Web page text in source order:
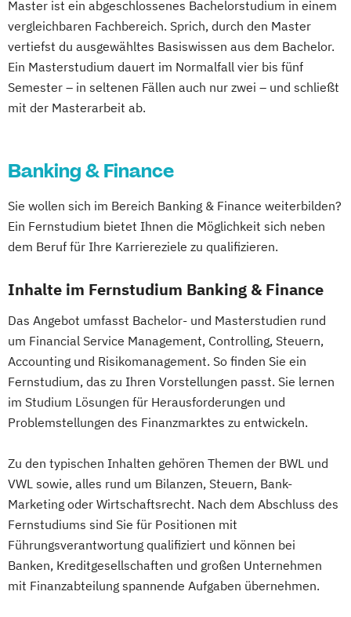
Eventmanagement Facility Management
Finance
Accounting und Taxation (DE/EN)
Finanzmanagement
Finanzmanagement für Bankkaufleute
Gerontologie
Gesundheitsmanagement
Gesundheitspsychologie
Gesundheitsökonomie Growth Hacking
Growth Hacking for Entrepreneurs (DE/EN)
Heilpädagogik
Heilpädagogik und Inklusion
Heilpädagogik/Inklusionspädagogik
Hotelmanagement (DE/EN)
Immobilienmanagement für
Immobilienkaufleute
Immobilienwirtschaft Informatik
Information Technology Management
(DE/EN)
Innovation and Entrepreneurship (DE/EN)
International Healthcare Management
Wirtschaftspädagogik
Wirtschaftswissenschaftliche Grundlagen
Wissenschaftliches Arbeiten und Methoden
empirischer Forschung
Interkulturelles Pflegemanagement
Internationales Logistik-Management
Kommunalmanagement
Management Sozialer Innovationen
Management Sozialer Unternehmen
Mechatronik/Wirtschaft
Operations Management
Produktdesign und Technische
Kommunikation
Intelligence
Software Engineering
Soziale Arbeit
Supply Chain Management
Verfahrenstechnische Produktion
TV und Media
Global Sales and Marketing
Handelsmanagement
Human Resources Management
Industrial Engineer
Light Engineering & Design
Management in Information and Business
Technologies
Marketing und Verkauf
Führung und Organisation
Professional Master of Mediation
Real Estate Management
Videojournalismus
Wirtschaftsingenieurwesen
Master ist ein abgeschlossenes Bachelorstudium in einem
vergleichbaren Fachbereich. Sprich, durch den Master
vertiefst du ausgewähltes Basiswissen aus dem Bachelor.
Ein Masterstudium dauert im Normalfall vier bis fünf
Semester – in seltenen Fällen auch nur zwei – und schließt
mit der Masterarbeit ab.
Banking & Finance
Sie wollen sich im Bereich Banking & Finance weiterbilden?
Ein Fernstudium bietet Ihnen die Möglichkeit sich neben
dem Beruf für Ihre Karriereziele zu qualifizieren.
Inhalte im Fernstudium Banking & Finance
Das Angebot umfasst Bachelor- und Masterstudien rund
um Financial Service Management, Controlling, Steuern,
Accounting und Risikomanagement. So finden Sie ein
Fernstudium, das zu Ihren Vorstellungen passt. Sie lernen
im Studium Lösungen für Herausforderungen und
Problemstellungen des Finanzmarktes zu entwickeln.
Zu den typischen Inhalten gehören Themen der BWL und
VWL sowie, alles rund um Bilanzen, Steuern, Bank-
Marketing oder Wirtschaftsrecht. Nach dem Abschluss des
Fernstudiums sind Sie für Positionen mit
Führungsverantwortung qualifiziert und können bei
Banken, Kreditgesellschaften und großen Unternehmen
mit Finanzabteilung spannende Aufgaben übernehmen.